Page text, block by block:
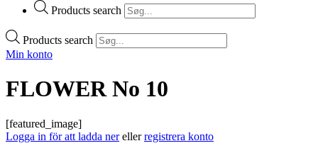
Products search
Products search
Min konto
FLOWER No 10
[featured_image]
Logga in för att ladda nerellerregistrera konto